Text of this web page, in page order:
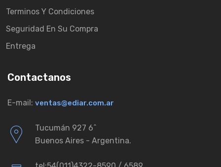
Terminos Y Condiciones
Seguridad En Su Compra
Entrega
Contactanos
E-mail: ventas@ediar.com.ar
Tucumán 927 6ˆ
Buenos Aires - Argentina.